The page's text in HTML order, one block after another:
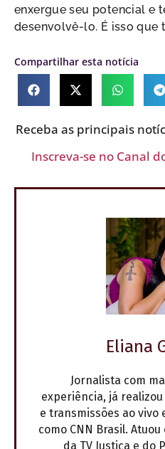
enxergue seu potencial e
desenvolvê-lo. É isso que
Compartilhar esta notícia
Receba as principais
Inscreva-se no Canal
Eliana
Jornalista com
experiência, já
e transmissões ao vivo
como CNN Brasil.
da TV Justiça e do